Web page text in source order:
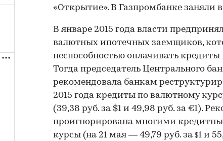
«Открытие». В Газпромбанке
В январе 2015 года власти
валютных ипотечных заемщиков,
неспособностью оплачивать кредиты
Тогда председатель Центрального
рекомендовала банкам
2015 года кредиты по валютному
(39,38 руб. за $1 и 49,98 руб. за €1).
проигнорирована многими
курсы (на 21 мая — 49,79 руб. за $1 и